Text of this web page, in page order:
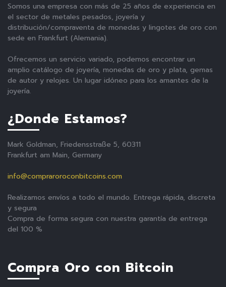
Somos una empresa con más de 25 años de experiencia en
el sector de metales pesados, joyería y
distribución/compraventa de monedas y lingotes de oro con
sede en Frankfurt (Alemania).
Ofrecemos un servicio variado, podemos encontrar un
amplio catálogo de joyería, monedas de oro y plata, gemas
de autor y relojes. Un lugar idóneo para los amantes de la
joyería.
¿Donde Estamos?
Mark Goldman, Friedensstraße 5, 60311
Frankfurt am Main, Germany
info@compraroroconbitcoins.com
Realizamos envíos a todo el mundo. Entrega rápida, discreta
y segura
Compra de forma segura con nuestra garantía de entrega
del 100 %
Compra Oro con Bitcoin